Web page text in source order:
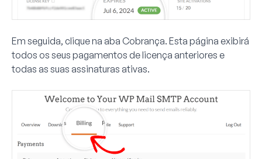
Em seguida, clique na aba Cobrança. Esta página exibirá
todos os seus pagamentos de licença anteriores e
todas as suas assinaturas ativas.